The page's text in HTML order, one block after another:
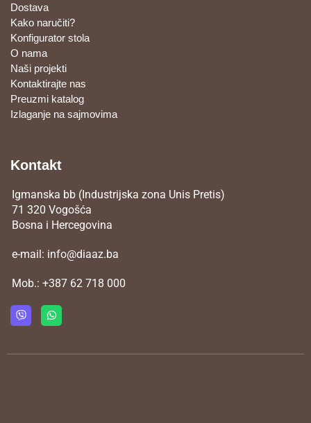
Dostava
Kako naručiti?
Konfigurator stola
O nama
Naši projekti
Kontaktirajte nas
Preuzmi katalog
Izlaganje na sajmovima
Kontakt
Igmanska bb (Industrijska zona Unis Pretis)
71 320 Vogošća
Bosna i Hercegovina
e-mail: info@diaaz.ba
Mob.: +387 62 718 000